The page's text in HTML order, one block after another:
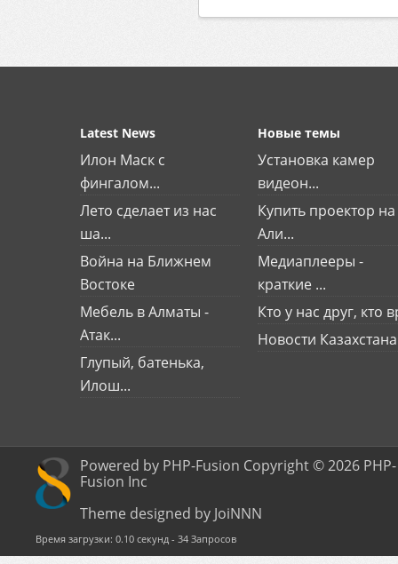
Latest News
Илон Маск с
фингалом...
Лето сделает из нас
ша...
Война на Ближнем
Востоке
Мебель в Алматы -
Атак...
Глупый, батенька,
Илош...
Новые темы
Установка камер
видеон...
Купить проектор на
Али...
Медиаплееры -
краткие ...
Кто у нас друг, кто
Новости Казахстана
Powered by PHP-Fusion Copyright © 2026 PHP-
Fusion Inc
Theme designed by JoiNNN
Время загрузки: 0.10 секунд - 34 Запросов